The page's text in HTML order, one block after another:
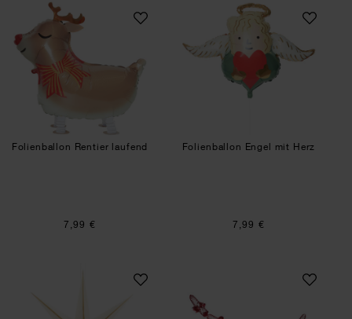
Folienballon Rentier laufend
Folienballon Rentier laufend
7,99 €
Folienballon
Folienballon Engel mit Herz
7,99 €
Papierstern Foliengirlande